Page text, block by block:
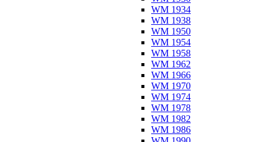
WM 1934
WM 1938
WM 1950
WM 1954
WM 1958
WM 1962
WM 1966
WM 1970
WM 1974
WM 1978
WM 1982
WM 1986